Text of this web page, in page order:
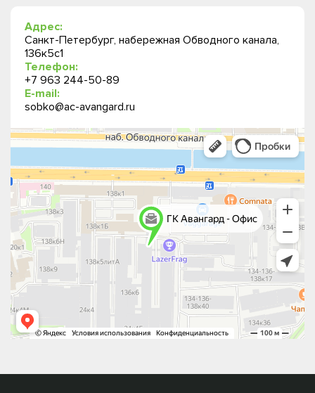
Адрес:
Санкт-Петербург, набережная Обводного канала,
136к5с1
Телефон:
+7 963 244-50-89
E-mail:
sobko@ac-avangard.ru